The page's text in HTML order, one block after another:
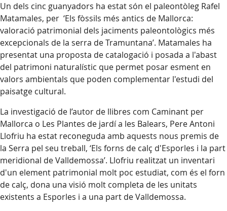
Un dels cinc guanyadors ha estat són el paleontòleg Rafel
Matamales, per ‘Els fòssils més antics de Mallorca:
valoració patrimonial dels jaciments paleontològics més
excepcionals de la serra de Tramuntana’. Matamales ha
presentat una proposta de catalogació i posada a l'abast
del patrimoni naturalístic que permet posar esment en
valors ambientals que poden complementar l'estudi del
paisatge cultural.
La investigació de l’autor de llibres com Caminant per
Mallorca o Les Plantes de jardí a les Balears, Pere Antoni
Llofriu ha estat reconeguda amb aquests nous premis de
la Serra pel seu treball, ‘Els forns de calç d'Esporles i la part
meridional de Valldemossa’. Llofriu realitzat un inventari
d'un element patrimonial molt poc estudiat, com és el forn
de calç, dona una visió molt completa de les unitats
existents a Esporles i a una part de Valldemossa.